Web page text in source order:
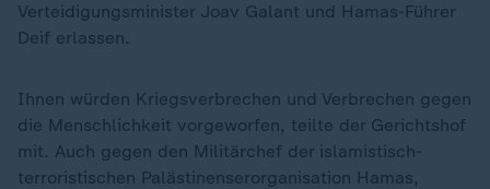
Verteidigungsminister Joav Galant und Hamas-Führer
Deif erlassen.
Ihnen würden Kriegsverbrechen und Verbrechen gegen
die Menschlichkeit vorgeworfen, teilte der Gerichtshof
mit. Auch gegen den Militärchef der islamistisch-
terroristischen Palästinenserorganisation Hamas,